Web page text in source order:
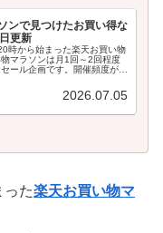
ンで見つけたお買い得な
更新
時から始まった楽天お買い物
マラソンは月1回～2回程度
ール企画です。開催頻度が高
2026.07.05
った楽天お買い物マ